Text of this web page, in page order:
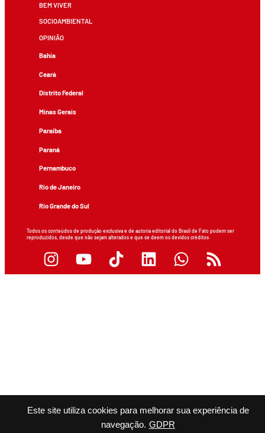
Este site utiliza cookies para melhorar sua experiência de
navegação. GDPR
BEM VIVER
SOCIOAMBIENTAL
OPINIÃO
Bahia
Ceará
Distrito Federal
Minas Gerais
Paraíba
Paraná
Pernambuco
Rio de Janeiro
Rio Grande do Sul
Todos os conteúdos de produção exclusiva e de autoria editorial do Brasil de Fato podem ser
reproduzidos, desde que não sejam alterados e que se deem os devidos créditos.